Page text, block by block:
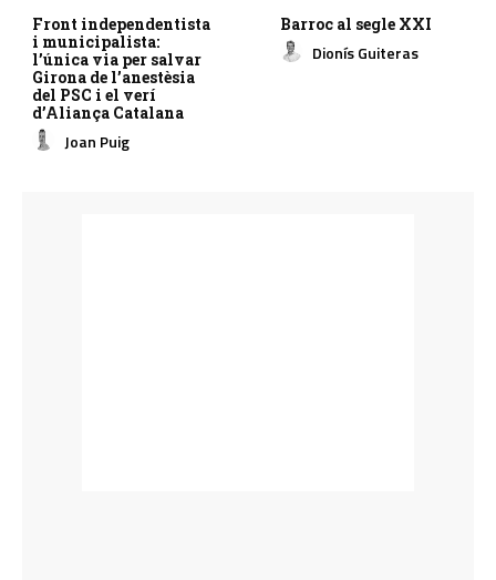
Front independentista
i municipalista:
l’única via per salvar
Girona de l’anestèsia
del PSC i el verí
d’Aliança Catalana
Joan Puig
Barroc al segle XXI
Dionís Guiteras